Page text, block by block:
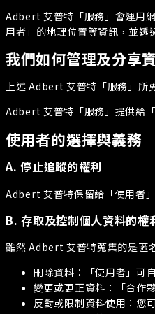
Adbert 艾普特「服務」會運用
用者」的地理位置等資訊，並透
我們如何管理及分享
上述 Adbert 艾普特「服務」所
Adbert 艾普特「服務」提供給
使用者的選擇與義務
A. 停止追蹤的權利
Adbert 艾普特保留給「使用者
B. 存取及控制個人資料的權
雖然 Adbert 艾普特蒐集的是匿
刪除資料：
「使用者」
變更或更正資料：
「合
反對或限制資料使用： 您